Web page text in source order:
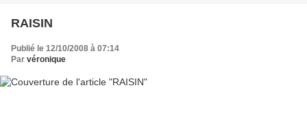
RAISIN
Publié le 12/10/2008 à 07:14
Par véronique